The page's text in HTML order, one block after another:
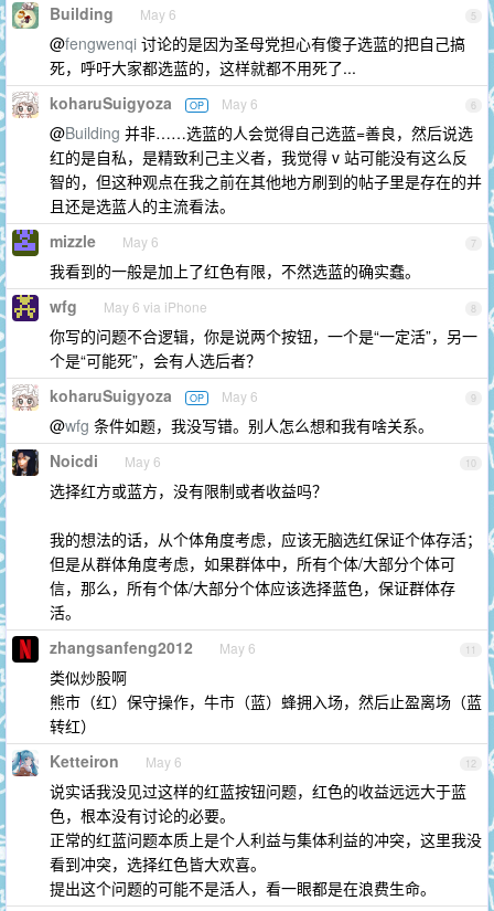
5
Building May 6
@fengwenqi 讨论的是因为圣母党担心有傻子选蓝的把自己搞
死，呼吁大家都选蓝的，这样就都不用死了...
6
koharuSuigyoza OP May 6
@Building 并非……选蓝的人会觉得自己选蓝=善良，然后说选
红的是自私，是精致利己主义者，我觉得 v 站可能没有这么反
智的，但这种观点在我之前在其他地方刷到的帖子里是存在的并
且还是选蓝人的主流看法。
7
mizzle May 6
我看到的一般是加上了红色有限，不然选蓝的确实蠢。
8
wfg May 6 via iPhone
你写的问题不合逻辑，你是说两个按钮，一个是“一定活”，另一
个是“可能死”，会有人选后者？
9
koharuSuigyoza OP May 6
@wfg 条件如题，我没写错。别人怎么想和我有啥关系。
10
Noicdi May 6
选择红方或蓝方，没有限制或者收益吗？
我的想法的话，从个体角度考虑，应该无脑选红保证个体存活；
但是从群体角度考虑，如果群体中，所有个体/大部分个体可
信，那么，所有个体/大部分个体应该选择蓝色，保证群体存
活。
11
zhangsanfeng2012 May 6
类似炒股啊
熊市（红）保守操作，牛市（蓝）蜂拥入场，然后止盈离场（蓝
转红）
12
Ketteiron May 6
说实话我没见过这样的红蓝按钮问题，红色的收益远远大于蓝
色，根本没有讨论的必要。
正常的红蓝问题本质上是个人利益与集体利益的冲突，这里我没
看到冲突，选择红色皆大欢喜。
提出这个问题的可能不是活人，看一眼都是在浪费生命。